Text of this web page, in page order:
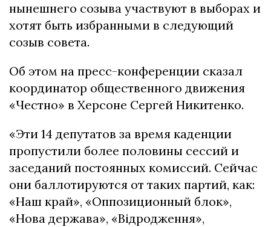
нынешнего созыва участвуют в выборах и
хотят быть избранными в следующий
созыв совета.
Об этом на пресс-конференции сказал
координатор общественного движения
«Честно» в Херсоне Сергей Никитенко.
«Эти 14 депутатов за время каденции
пропустили более половины сессий и
заседаний постоянных комиссий. Сейчас
они баллотируются от таких партий, как:
«Наш край», «Оппозиционный блок»,
«Нова держава», «Відродження»,